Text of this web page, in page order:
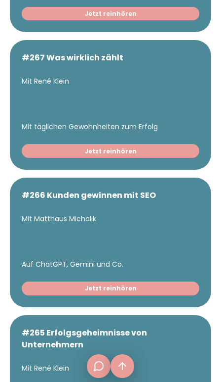
Jetzt reinhören
#267 Was wirklich zählt
Mit René Klein
Mit täglichen Gewohnheiten zum Erfolg
Jetzt reinhören
#266 Kunden gewinnen mit SEO
Mit Matthäus Michalik
Auf ChatGPT, Gemini und Co.
Jetzt reinhören
#265 Erfolgsgeheimnisse von
Unternehmern
Mit René Klein
frage[at]fuer-gruender.de